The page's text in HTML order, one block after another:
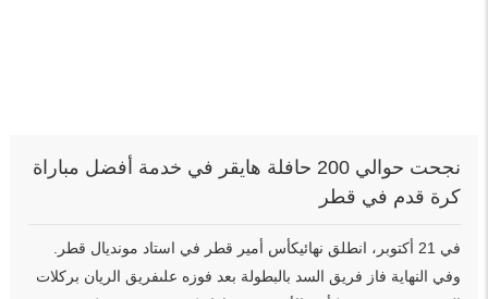
نجحت حوالي 200 حافلة هايقر في خدمة أفضل مباراة
كرة قدم في قطر
في 21 أكتوبر، انطلق نهائيكأس أمير قطر في استاد مونديال قطر.
وفي النهاية فاز فريق السد بالبطولة بعد فوزه علىفريق الريان بركلات